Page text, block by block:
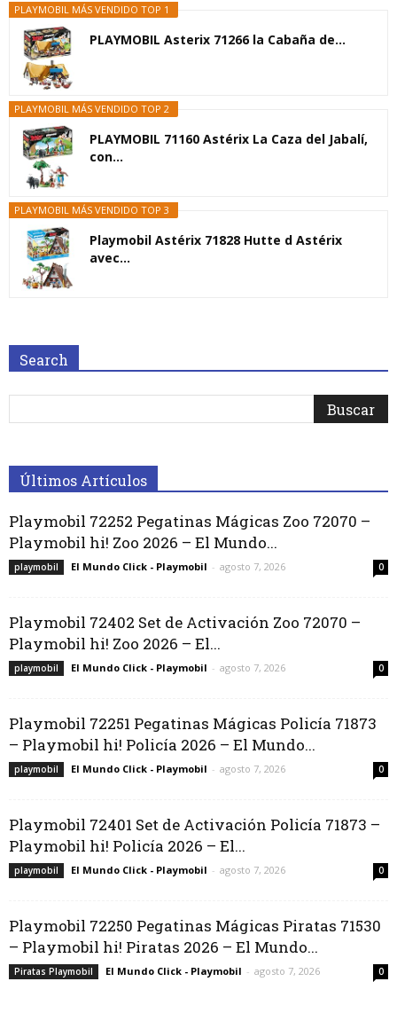
PLAYMOBIL MÁS VENDIDO TOP 1
PLAYMOBIL Asterix 71266 la Cabaña de...
PLAYMOBIL MÁS VENDIDO TOP 2
PLAYMOBIL 71160 Astérix La Caza del Jabalí,
con...
PLAYMOBIL MÁS VENDIDO TOP 3
Playmobil Astérix 71828 Hutte d Astérix
avec...
Search
Últimos Artículos
Playmobil 72252 Pegatinas Mágicas Zoo 72070 –
Playmobil hi! Zoo 2026 – El Mundo...
playmobil El Mundo Click - Playmobil - agosto 7, 2026 0
Playmobil 72402 Set de Activación Zoo 72070 –
Playmobil hi! Zoo 2026 – El...
playmobil El Mundo Click - Playmobil - agosto 7, 2026 0
Playmobil 72251 Pegatinas Mágicas Policía 71873
– Playmobil hi! Policía 2026 – El Mundo...
playmobil El Mundo Click - Playmobil - agosto 7, 2026 0
Playmobil 72401 Set de Activación Policía 71873 –
Playmobil hi! Policía 2026 – El...
playmobil El Mundo Click - Playmobil - agosto 7, 2026 0
Playmobil 72250 Pegatinas Mágicas Piratas 71530
– Playmobil hi! Piratas 2026 – El Mundo...
Piratas Playmobil El Mundo Click - Playmobil - agosto 7, 2026 0